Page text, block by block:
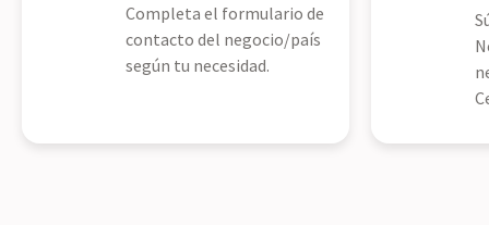
Completa el formulario de
contacto del negocio/país
según tu necesidad.